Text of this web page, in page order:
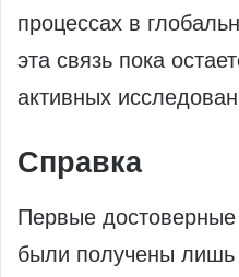
процессах в
эта связь пока
активных
Справка
Первые достоверные
были получены лишь